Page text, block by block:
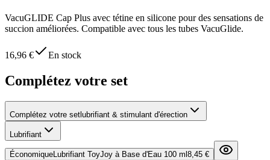
VacuGLIDE Cap Plus avec tétine en silicone pour des sensations de
succion améliorées. Compatible avec tous les tubes VacuGlide.
16,96 € En stock
Complétez votre set
Complétez votre set lubrifiant & stimulant d'érection
Lubrifiant
ÉconomiqueLubrifiant ToyJoy à Base d'Eau 100 ml 8,45 €